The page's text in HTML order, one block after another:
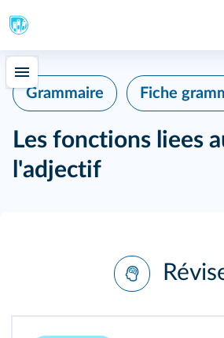
Grammaire Fiche
Les fonctions liees
l'adjectif